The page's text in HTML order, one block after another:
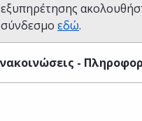
εξυπηρέτησης
σύνδεσμο εδώ.
-